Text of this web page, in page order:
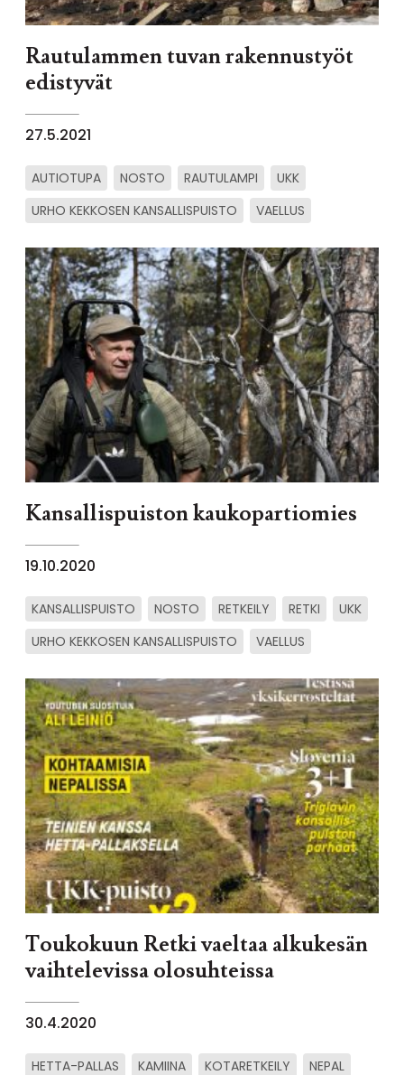
Rautulammen tuvan rakennustyöt
edistyvät
27.5.2021
AUTIOTUPA NOSTO RAUTULAMPI
UKK
URHO KEKKOSEN KANSALLISPUISTO
VAELLUS
Kansallispuiston kaukopartiomies
19.10.2020
KANSALLISPUISTO NOSTO RETKEILY RETKI
UKK
URHO KEKKOSEN KANSALLISPUISTO
VAELLUS
Toukokuun Retki vaeltaa alkukesän
vaihtelevissa olosuhteissa
30.4.2020
HETTA-PALLAS KAMIINA KOTARETKEILY NEPAL